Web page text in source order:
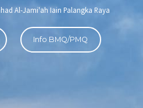
Al-Jami'ah Iain Palangka Raya
Info BMQ/PMQ